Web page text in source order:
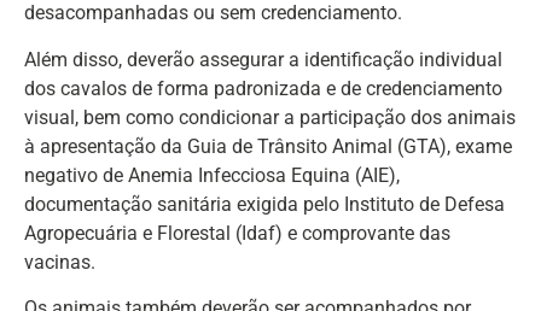
desacompanhadas ou sem credenciamento.
Além disso, deverão assegurar a identificação individual
dos cavalos de forma padronizada e de credenciamento
visual, bem como condicionar a participação dos animais
à apresentação da Guia de Trânsito Animal (GTA), exame
negativo de Anemia Infecciosa Equina (AIE),
documentação sanitária exigida pelo Instituto de Defesa
Agropecuária e Florestal (Idaf) e comprovante das
vacinas.